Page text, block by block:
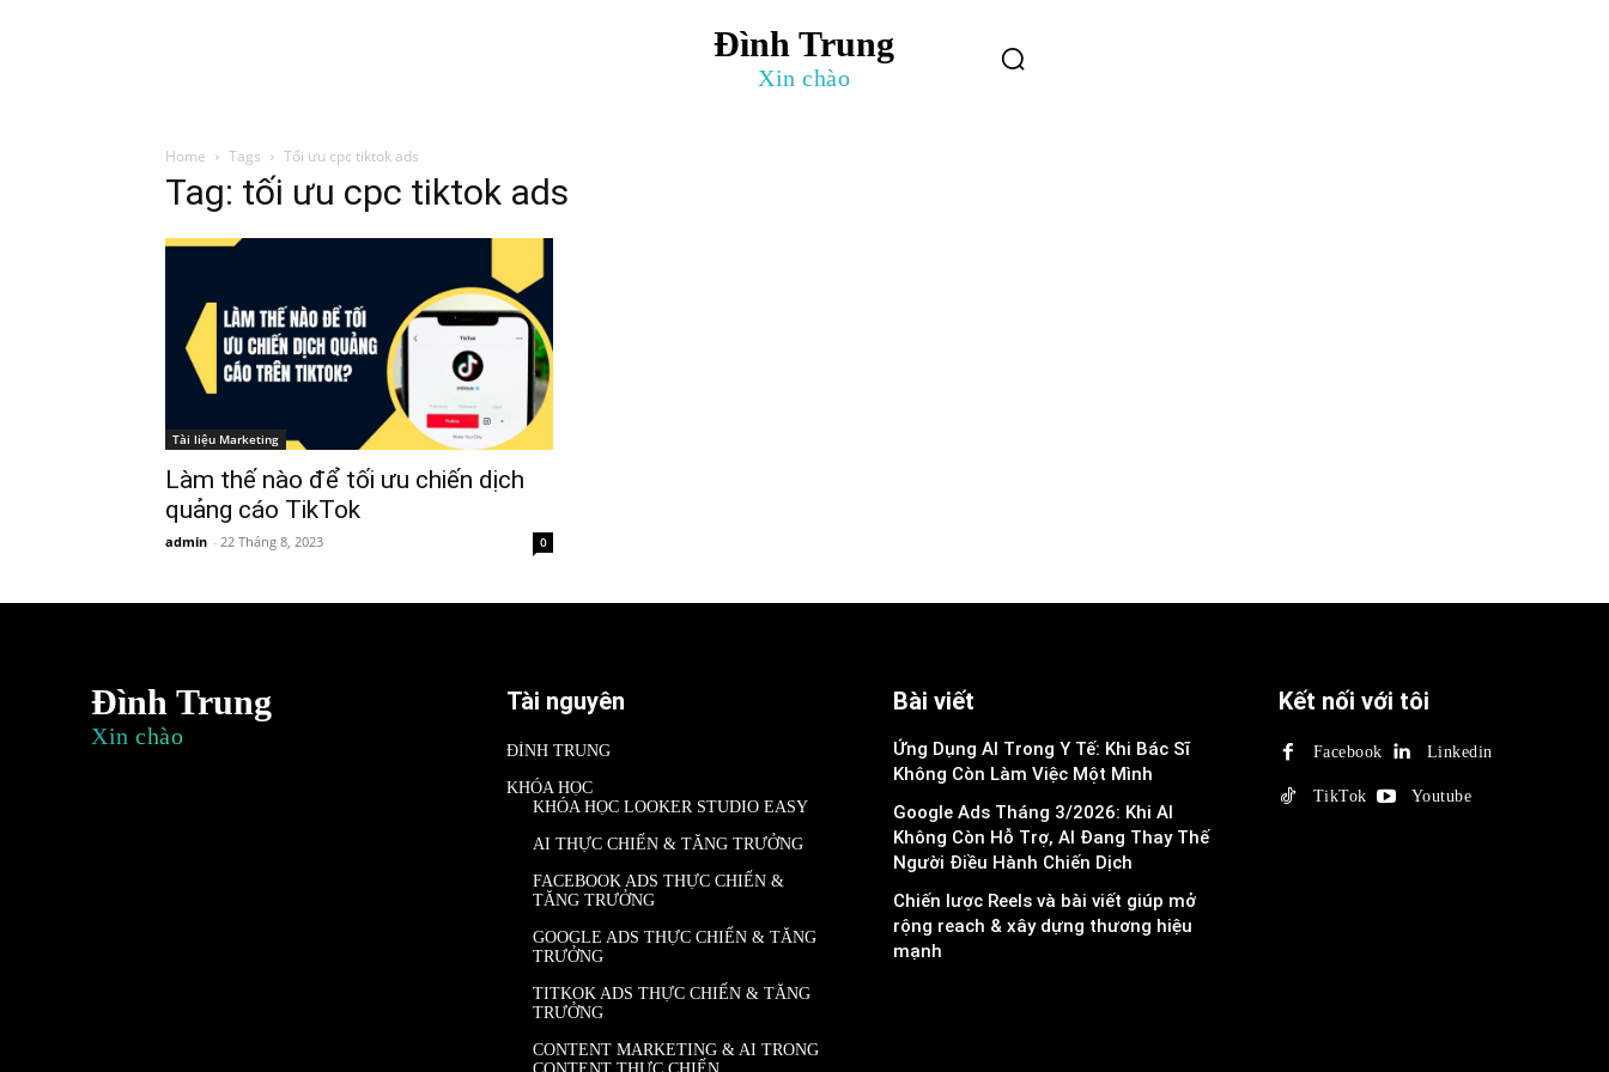
Đình Trung
Xin chào
Home Tags Tối ưu cpc tiktok ads
Tag: tối ưu cpc tiktok ads
Tài liệu Marketing
Làm thế nào để tối ưu chiến dịch
quảng cáo TikTok
admin - 22 Tháng 8, 2023 0
Đình Trung
Xin chào
Tài nguyên
ĐÌNH TRUNG
KHÓA HỌC
KHÓA HỌC LOOKER STUDIO EASY
AI THỰC CHIẾN & TĂNG TRƯỞNG
FACEBOOK ADS THỰC CHIẾN &
TĂNG TRƯỞNG
GOOGLE ADS THỰC CHIẾN & TĂNG
TRƯỞNG
TITKOK ADS THỰC CHIẾN & TĂNG
TRƯỞNG
CONTENT MARKETING & AI TRONG
Bài viết
Ứng Dụng AI Trong Y Tế: Khi Bác Sĩ
Không Còn Làm Việc Một Mình
Google Ads Tháng 3/2026: Khi AI
Không Còn Hỗ Trợ, AI Đang Thay Thế
Người Điều Hành Chiến Dịch
Chiến lược Reels và bài viết giúp mở
rộng reach & xây dựng thương hiệu
mạnh
Kết nối với tôi
Facebook Linkedin
TikTok Youtube